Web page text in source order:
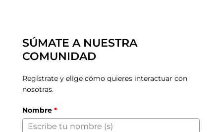
SÚMATE A NUESTRA
COMUNIDAD
Regístrate y elige cómo quieres interactuar con
nosotras.
Nombre *